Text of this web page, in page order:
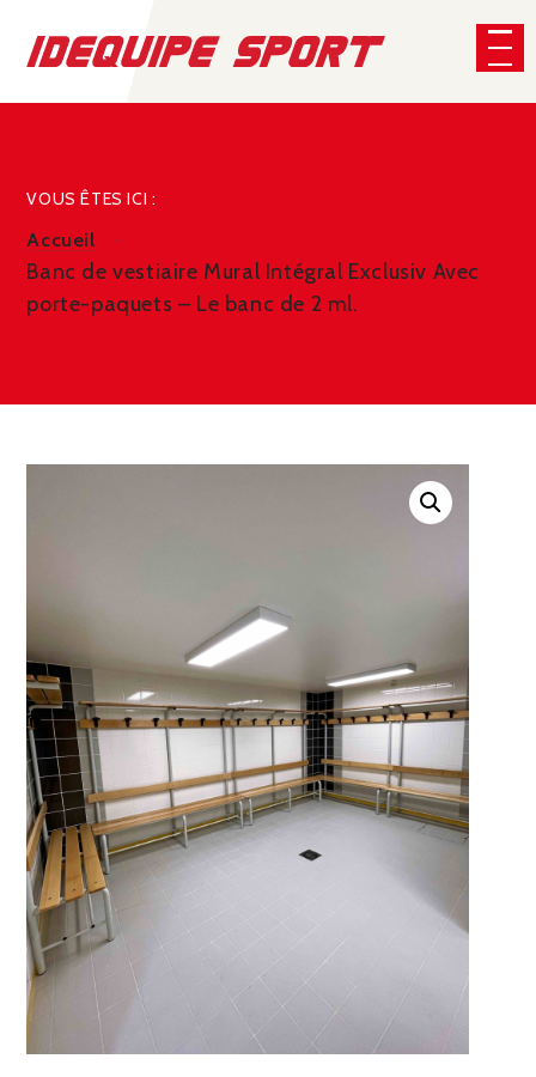
VOUS ÊTES ICI :
Accueil
Banc de vestiaire Mural Intégral Exclusiv Avec
porte-paquets – Le banc de 2 ml.